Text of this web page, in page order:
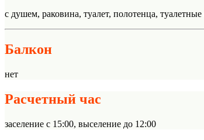
с душем, раковина, туалет, полотенца,
Балкон
нет
Расчетный час
заселение с 15:00, выселение до 12:00